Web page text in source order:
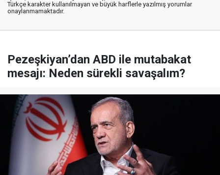
Türkçe karakter kullanılmayan ve büyük harflerle yazılmış yorumlar
onaylanmamaktadır.
Pezeşkiyan’dan ABD ile mutabakat
mesajı: Neden sürekli savaşalım?